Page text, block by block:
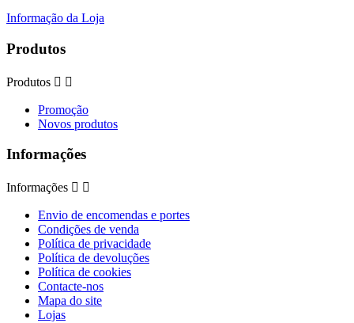
Informação da Loja
Produtos
Produtos  
Promoção
Novos produtos
Informações
Informações  
Envio de encomendas e portes
Condições de venda
Política de privacidade
Política de devoluções
Política de cookies
Contacte-nos
Mapa do site
Lojas